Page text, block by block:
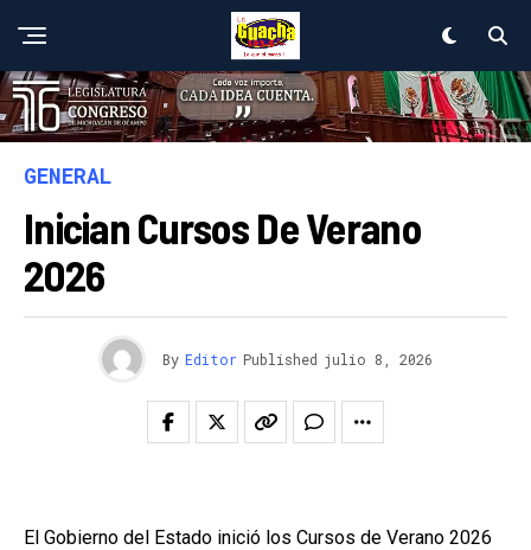
GENERAL
Inician Cursos De Verano
2026
By Editor Published julio 8, 2026
El Gobierno del Estado inició los Cursos de Verano 2026